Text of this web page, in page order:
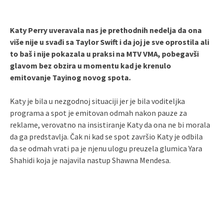
Katy Perry uveravala nas je prethodnih nedelja da ona
više nije u svađi sa Taylor Swift i da joj je sve oprostila ali
to baš i nije pokazala u praksi na MTV VMA, pobegavši
glavom bez obzira u momentu kad je krenulo
emitovanje Tayinog novog spota.
Katy je bila u nezgodnoj situaciji jer je bila voditeljka
programa a spot je emitovan odmah nakon pauze za
reklame, verovatno na insistiranje Katy da ona ne bi morala
da ga predstavlja. Čak ni kad se spot završio Katy je odbila
da se odmah vrati pa je njenu ulogu preuzela glumica Yara
Shahidi koja je najavila nastup Shawna Mendesa.